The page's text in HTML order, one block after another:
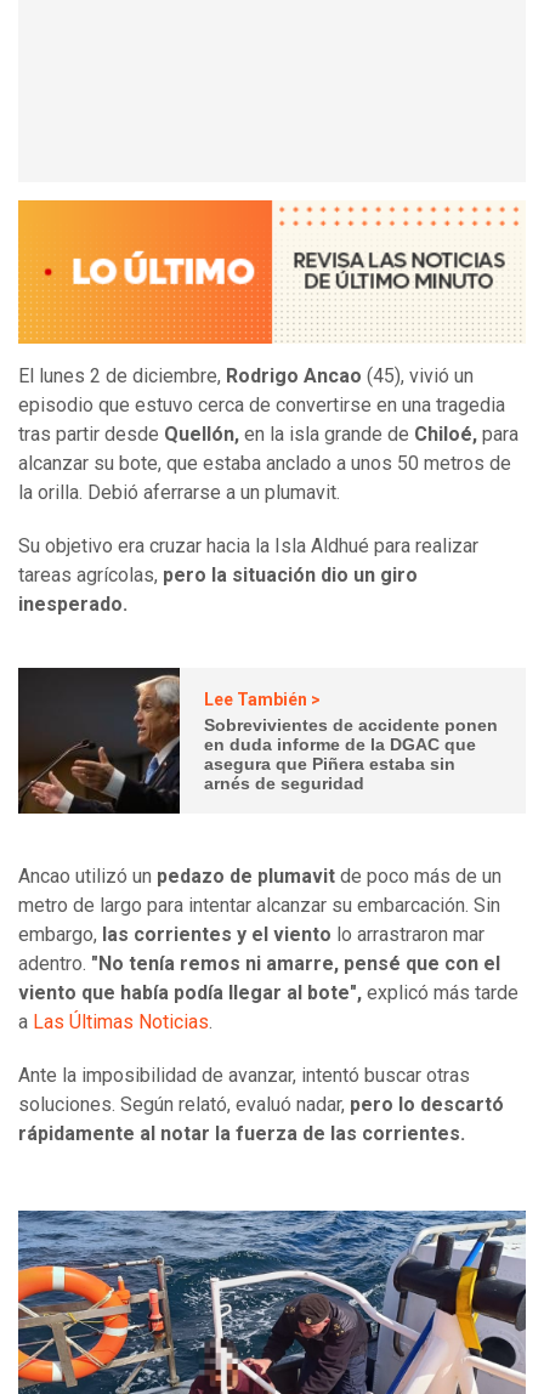
El lunes 2 de diciembre, Rodrigo Ancao (45), vivió un
episodio que estuvo cerca de convertirse en una tragedia
tras partir desde Quellón, en la isla grande de Chiloé, para
alcanzar su bote, que estaba anclado a unos 50 metros de
la orilla. Debió aferrarse a un plumavit.
Su objetivo era cruzar hacia la Isla Aldhué para realizar
tareas agrícolas, pero la situación dio un giro
inesperado.
Lee También >
Sobrevivientes de accidente ponen
en duda informe de la DGAC que
asegura que Piñera estaba sin
arnés de seguridad
Ancao utilizó un pedazo de plumavit de poco más de un
metro de largo para intentar alcanzar su embarcación. Sin
embargo, las corrientes y el viento lo arrastraron mar
adentro. "No tenía remos ni amarre, pensé que con el
viento que había podía llegar al bote", explicó más tarde
a Las Últimas Noticias.
Ante la imposibilidad de avanzar, intentó buscar otras
soluciones. Según relató, evaluó nadar, pero lo descartó
rápidamente al notar la fuerza de las corrientes.